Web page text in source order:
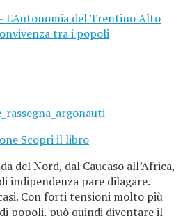
del Nord, dal Caucaso all’Africa,
indipendenza pare dilagare.
Con forti tensioni molto più
di popoli, può quindi diventare il